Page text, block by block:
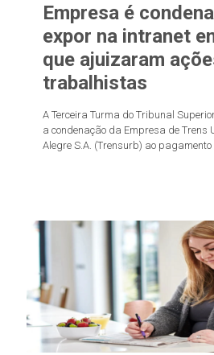
Empresa é
expor na intranet
que ajuizaram
trabalhistas
A Terceira Turma do Tribunal
a condenação da Empresa de Trens
Alegre S.A. (Trensurb) ao pagamento